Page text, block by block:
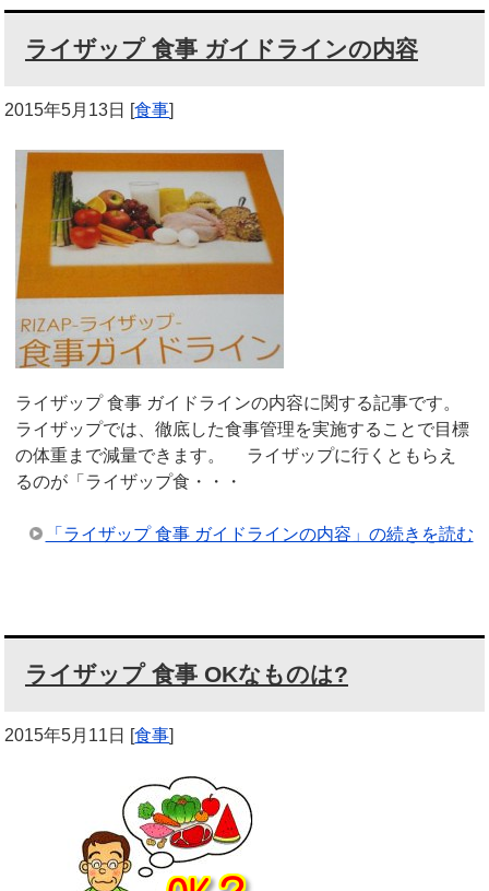
ライザップ 食事 ガイドラインの内容
2015年5月13日 [食事]
ライザップ 食事 ガイドラインの内容に関する記事です。
ライザップでは、徹底した食事管理を実施することで目標
の体重まで減量できます。 ライザップに行くともらえ
るのが「ライザップ食・・・
「ライザップ 食事 ガイドラインの内容」の続きを読む
ライザップ 食事 OKなものは?
2015年5月11日 [食事]